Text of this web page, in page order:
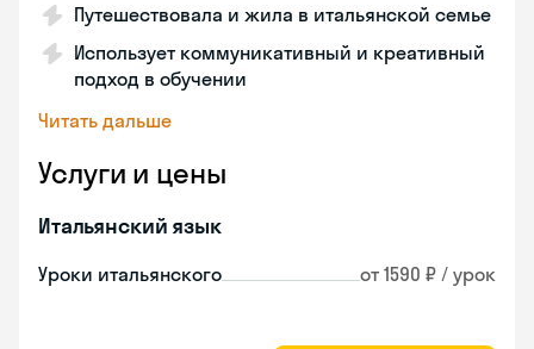
Путешествовала и жила в итальянской семье
Использует коммуникативный и креативный
подход в обучении
Читать дальше
Услуги и цены
Итальянский язык
Уроки итальянского от 1590 ₽ / урок